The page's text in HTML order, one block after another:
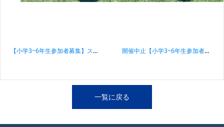
【小学3~6年生参加者募集】スポーツ振興くじ助成事業 アスルクラロサッカーフェスティバル 開催中止【小学3~6年生参加者募集】スポーツ振興くじ助成事業 アスルクラロサッカーフェスティバル
一覧に戻る